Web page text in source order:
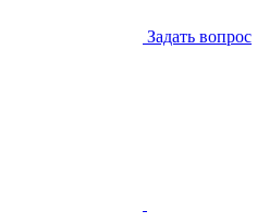
Задать вопрос